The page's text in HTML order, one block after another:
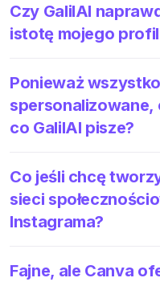
Czy GalilAI
istotę mojego
Ponieważ
co GalilAI pisze?
Co jeśli chcę
sieci
Instagrama?
Fajne, ale Canva